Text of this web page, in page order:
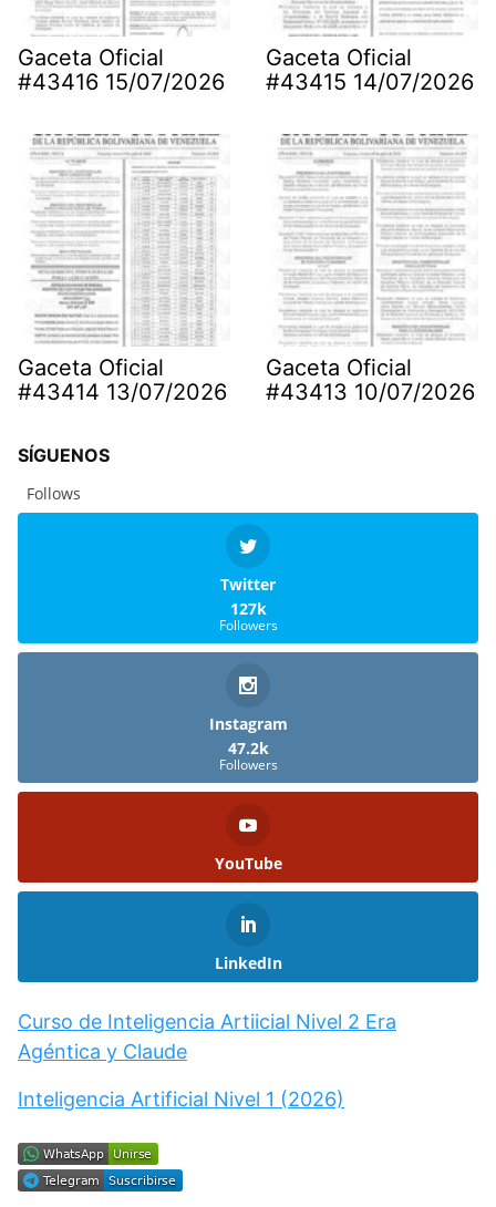
Gaceta Oficial
#43416 15/07/2026
Gaceta Oficial
#43415 14/07/2026
Gaceta Oficial
#43414 13/07/2026
Gaceta Oficial
#43413 10/07/2026
SÍGUENOS
Follows
Twitter
127k
Followers
Instagram
47.2k
Followers
YouTube
LinkedIn
Curso de Inteligencia Artiicial Nivel 2 Era
Agéntica y Claude
Inteligencia Artificial Nivel 1 (2026)